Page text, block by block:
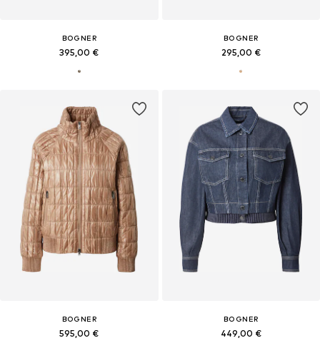
BOGNER
395,00 €
BOGNER
295,00 €
BOGNER
595,00 €
BOGNER
449,00 €